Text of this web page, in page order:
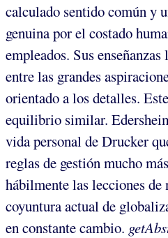
calculado sentido común y
genuina por el costado
empleados. Sus
entre las grandes
orientado a los detalles.
equilibrio similar.
vida personal de Drucker
reglas de gestión mucho
hábilmente las lecciones
coyuntura actual de
en constante cambio.